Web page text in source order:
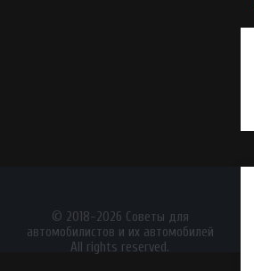
АвтоЖурнал
© 2018-2026 Советы для
автомобилистов и их автомобилей
All rights reserved.